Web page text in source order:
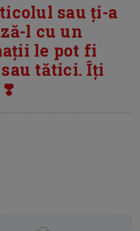
sau ți-a
l cu un
le pot fi
tătici. Îți